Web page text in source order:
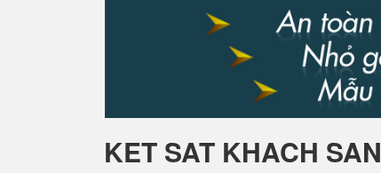
KET SAT KHACH SAN